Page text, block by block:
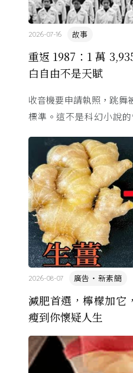
重返 1987：1 萬
白自由不是天賦
故事
2026-07-16
收音機要申請執照，跳舞
標準。這不是科幻小說
嚴令，這段歷 ...
減肥首選，檸檬加它
瘦到你懷疑人生
廣告・新素簡
2026-08-07